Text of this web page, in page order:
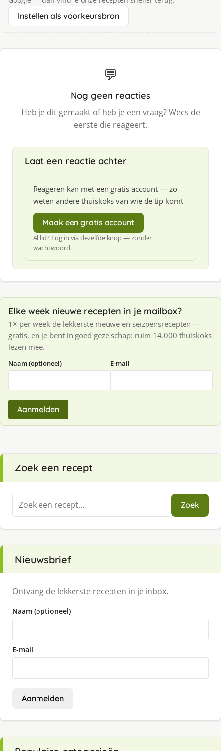
Instellen als voorkeursbron
💬
Nog geen reacties
Heb je dit gemaakt of heb je een vraag? Wees de
eerste die reageert.
Laat een reactie achter
Reageren kan met een gratis account — zo
weten andere thuiskoks van wie de tip komt.
Maak een gratis account
Al lid? Log in via dezelfde knop — zonder
wachtwoord.
Elke week nieuwe recepten in je mailbox?
1× per week de lekkerste nieuwe en seizoensrecepten —
gratis, en je bent in goed gezelschap: ruim 14.000 thuiskoks
lezen mee.
Naam (optioneel) E-mail
Aanmelden
Zoek een recept
Zoeken
naar:
Zoek
Nieuwsbrief
Ontvang de lekkerste recepten in je inbox.
Naam (optioneel)
E-mail
Aanmelden